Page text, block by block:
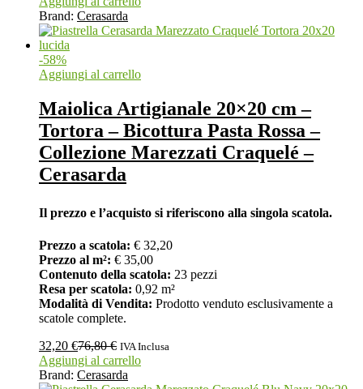
Brand: Cerasarda
-58%
Aggiungi al carrello
Maiolica Artigianale 20×20 cm –
Tortora – Bicottura Pasta Rossa –
Collezione Marezzati Craquelé –
Cerasarda
Il prezzo e l’acquisto si riferiscono alla singola scatola.
Prezzo a scatola: € 32,20
Prezzo al m²: € 35,00
Contenuto della scatola: 23 pezzi
Resa per scatola: 0,92 m²
Modalità di Vendita: Prodotto venduto esclusivamente a
scatole complete.
32,20 €76,80€ IVA Inclusa
Aggiungi al carrello
Brand: Cerasarda